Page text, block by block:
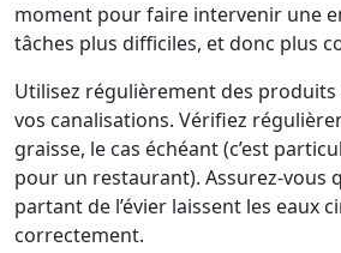
moment pour faire intervenir une
tâches plus difficiles, et donc plus
Utilisez régulièrement des
vos canalisations. Vérifiez
graisse, le cas échéant (c’est
pour un restaurant). Assurez-vous
partant de l’évier laissent les eaux
correctement.